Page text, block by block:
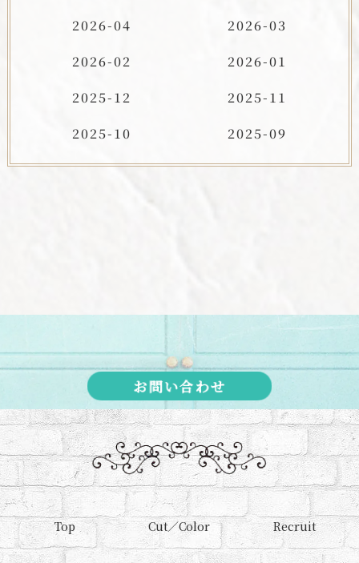
2026-04
2026-03
2026-02
2026-01
2025-12
2025-11
2025-10
2025-09
お問い合わせ
Top Cut／Color Recruit